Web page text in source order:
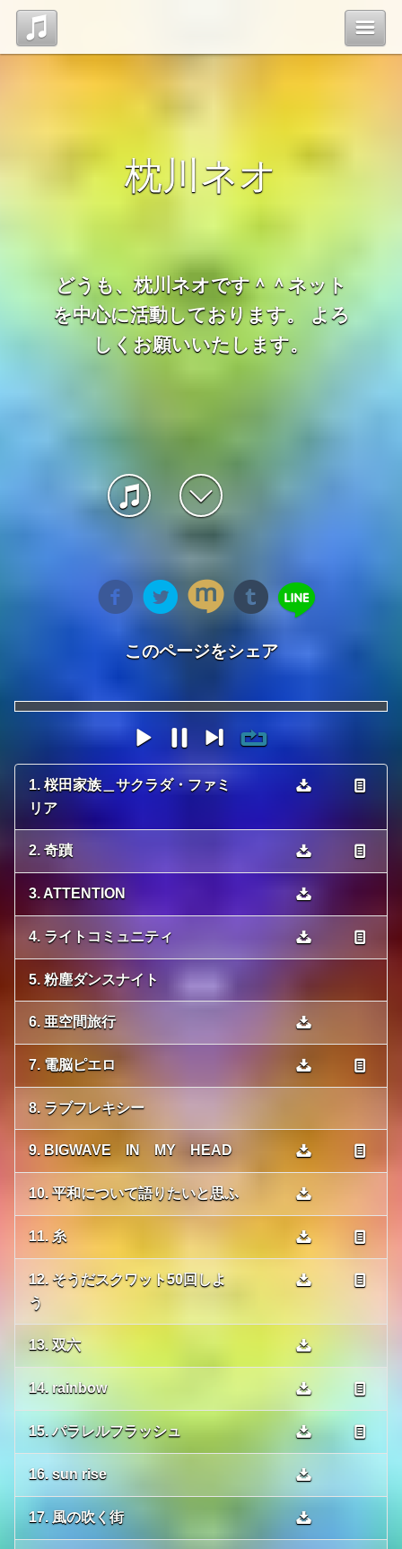
Profile
Blog
管理ページ
枕川ネオ
どうも、枕川ネオです＾＾ネット
を中心に活動しております。 よろ
しくお願いいたします。
このページをシェア
1. 桜田家族＿サクラダ・ファミ
リア
2. 奇蹟
3. ATTENTION
4. ライトコミュニティ
5. 粉塵ダンスナイト
6. 亜空間旅行
7. 電脳ピエロ
8. ラブフレキシー
9. BIGWAVE IN MY HEAD
10. 平和について語りたいと思ふ
11. 糸
12. そうだスクワット50回しよ
う
13. 双六
14. rainbow
15. パラレルフラッシュ
16. sun rise
17. 風の吹く街